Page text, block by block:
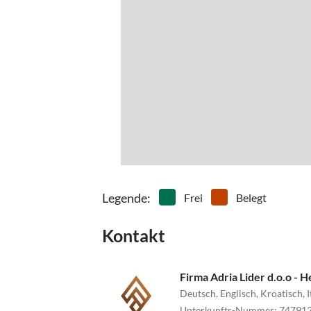
Legende: Frei Belegt
Kontakt
Firma Adria Lider d.o.o -
Deutsch, Englisch, Kroatisch,